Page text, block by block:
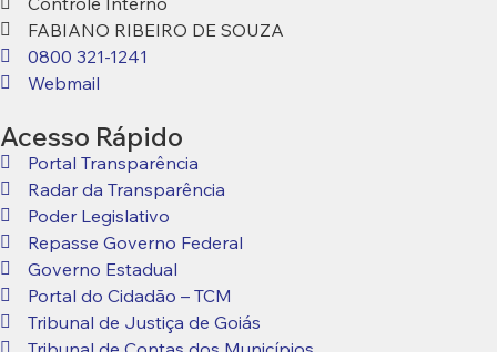
FABIANO RIBEIRO DE SOUZA
0800 321-1241
Webmail
Acesso Rápido
Portal Transparência
Radar da Transparência
Poder Legislativo
Repasse Governo Federal
Governo Estadual
Portal do Cidadão – TCM
Tribunal de Justiça de Goiás